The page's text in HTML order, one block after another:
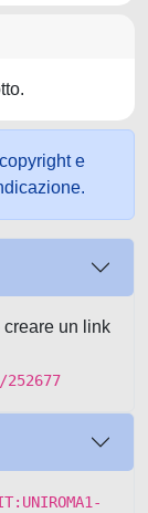
e
un link